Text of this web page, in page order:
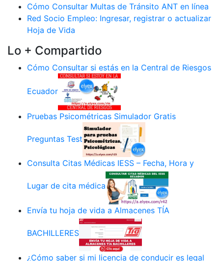
Cómo Consultar Multas de Tránsito ANT en línea
Red Socio Empleo: Ingresar, registrar o actualizar
Hoja de Vida
Lo + Compartido
Cómo Consultar si estás en la Central de Riesgos
Ecuador
Pruebas Psicométricas Simulador Gratis
Preguntas Test
Consulta Citas Médicas IESS – Fecha, Hora y
Lugar de cita médica
Envía tu hoja de vida a Almacenes TÍA
BACHILLERES
¿Cómo saber si mi licencia de conducir es legal